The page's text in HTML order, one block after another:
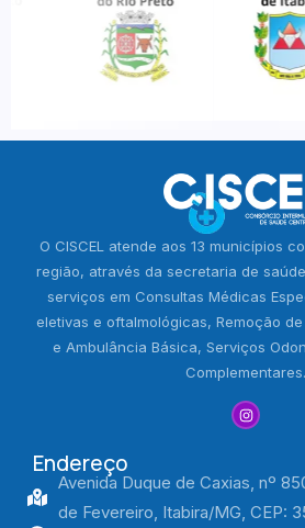
O CISCEL atende aos 13 municípios
região, através da secretaria de
serviços em Consultas Médicas
eletivas e oftalmológicas, Remoção de
e Ambulância Básica, Serviços
Complementares.
Endereço
Avenida Duque de Caxias, nº
de Fevereiro, Itabira/MG, CEP: